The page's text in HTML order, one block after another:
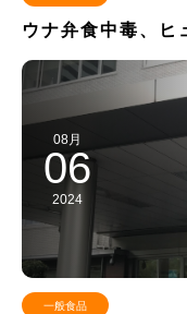
ウナ弁食中毒、
08月
06
2024
一般食品